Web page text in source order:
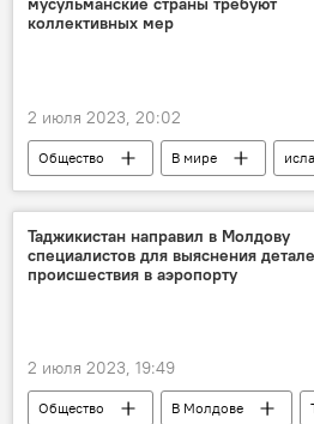
коллективных мер
2 июля 2023, 20:02
Общество В мире
осквернение
Таджикистан направил в Молдову
специалистов для выяснения
происшествия в аэропорту
2 июля 2023, 19:49
Общество В Молдове